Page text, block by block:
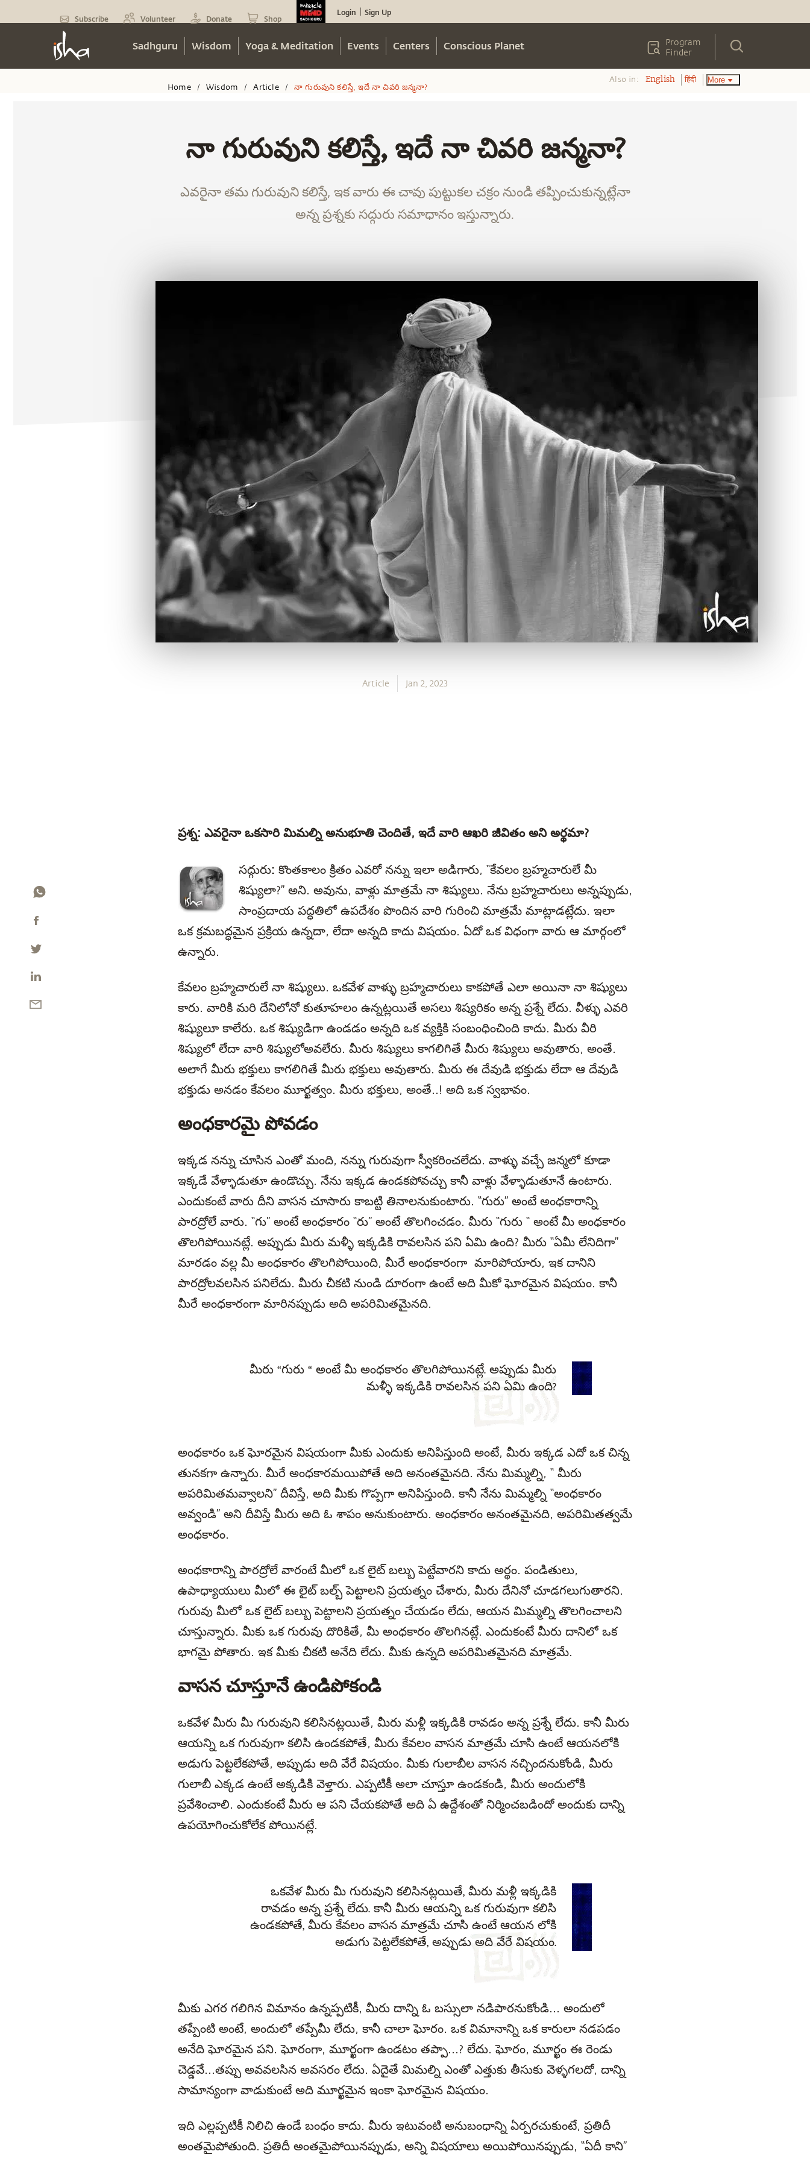
Subscribe Volunteer Donate Shop
Login Sign Up
Sadhguru Wisdom Yoga & Meditation Events Centers Conscious Planet
Program
Finder
Home / Wisdom / Article / నా గురువుని కలిస్తే, ఇదే నా చివరి జన్మనా?
Also in: English हिंदी More
నా గురువుని కలిస్తే, ఇదే నా చివరి జన్మనా?
ఎవరైనా తమ గురువుని కలిస్తే, ఇక వారు ఈ చావు పుట్టుకల చక్రం నుండి తప్పించుకున్నట్లేనా
అన్న ప్రశ్నకు సద్గురు సమాధానం ఇస్తున్నారు.
Article Jan 2, 2023
ప్రశ్న: ఎవరైనా ఒకసారి మిమల్ని అనుభూతి చెందితే, ఇదే వారి ఆఖరి జీవితం అని అర్థమా?
సద్గురు: కొంతకాలం క్రితం ఎవరో నన్ను ఇలా అడిగారు, “కేవలం బ్రహ్మచారులే మీ
శిష్యులా?” అని. అవును, వాళ్లు మాత్రమే నా శిష్యులు. నేను బ్రహ్మచారులు అన్నప్పుడు,
సాంప్రదాయ పద్ధతిలో ఉపదేశం పొందిన వారి గురించి మాత్రమే మాట్లాడట్లేదు. ఇలా
ఒక క్రమబద్ధమైన ప్రక్రియ ఉన్నదా, లేదా అన్నది కాదు విషయం. ఏదో ఒక విధంగా వారు ఆ మార్గంలో
ఉన్నారు.
కేవలం బ్రహ్మచారులే నా శిష్యులు. ఒకవేళ వాళ్ళు బ్రహ్మచారులు కాకపోతే ఎలా అయినా నా శిష్యులు
కారు. వారికి మరి దేనిలోనో కుతూహలం ఉన్నట్లయితే అసలు శిష్యరికం అన్న ప్రశ్నే లేదు. వీళ్ళు ఎవరి
శిష్యులూ కాలేరు. ఒక శిష్యుడిగా ఉండడం అన్నది ఒక వ్యక్తికి సంబంధించింది కాదు. మీరు వీరి
శిష్యులో లేదా వారి శిష్యులోఅవలేరు. మీరు శిష్యులు కాగలిగితే మీరు శిష్యులు అవుతారు, అంతే.
అలాగే మీరు భక్తులు కాగలిగితే మీరు భక్తులు అవుతారు. మీరు ఈ దేవుడి భక్తుడు లేదా ఆ దేవుడి
భక్తుడు అనడం కేవలం మూర్ఖత్వం. మీరు భక్తులు, అంతే..! అది ఒక స్వభావం.
అంధకారమై పోవడం
ఇక్కడ నన్ను చూసిన ఎంతో మంది, నన్ను గురువుగా స్వీకరించలేదు. వాళ్ళు వచ్చే జన్మలో కూడా
ఇక్కడే వేళ్ళాడుతూ ఉండొచ్చు. నేను ఇక్కడ ఉండకపోవచ్చు కానీ వాళ్లు వేళ్ళాడుతూనే ఉంటారు.
ఎందుకంటే వారు దీని వాసన చూసారు కాబట్టి తినాలనుకుంటారు. “గురు” అంటే అంధకారాన్ని
పారద్రోలే వారు. “గు” అంటే అంధకారం “రు” అంటే తొలగించడం. మీరు “గురు “ అంటే మీ అంధకారం
తొలగిపోయినట్లే. అప్పుడు మీరు మళ్ళీ ఇక్కడికి రావలసిన పని ఏమి ఉంది? మీరు “ఏమీ లేనిదిగా”
మారడం వల్ల మీ అంధకారం తొలగిపోయింది, మీరే అంధకారంగా మారిపోయారు, ఇక దానిని
పారద్రోలవలసిన పనిలేదు. మీరు చీకటి నుండి దూరంగా ఉంటే అది మీకో ఘోరమైన విషయం. కానీ
మీరే అంధకారంగా మారినప్పుడు అది అపరిమితమైనది.
మీరు “గురు “ అంటే మీ అంధకారం తొలగిపోయినట్లే. అప్పుడు మీరు
మళ్ళీ ఇక్కడికి రావలసిన పని ఏమి ఉంది?
అంధకారం ఒక ఘోరమైన విషయంగా మీకు ఎందుకు అనిపిస్తుంది అంటే, మీరు ఇక్కడ ఎదో ఒక చిన్న
తునకగా ఉన్నారు. మీరే అంధకారమయిపోతే అది అనంతమైనది. నేను మిమ్మల్ని, “ మీరు
అపరిమితమవ్వాలని” దీవిస్తే, అది మీకు గొప్పగా అనిపిస్తుంది. కానీ నేను మిమ్మల్ని “అంధకారం
అవ్వండి” అని దీవిస్తే మీరు అది ఓ శాపం అనుకుంటారు. అంధకారం అనంతమైనది, అపరిమితత్వమే
అంధకారం.
అంధకారాన్ని పారద్రోలే వారంటే మీలో ఒక లైట్ బల్బు పెట్టేవారని కాదు అర్థం. పండితులు,
ఉపాధ్యాయులు మీలో ఈ లైట్ బల్బ్ పెట్టాలని ప్రయత్నం చేశారు, మీరు దేనినో చూడగలుగుతారని.
గురువు మీలో ఒక లైట్ బల్బు పెట్టాలని ప్రయత్నం చేయడం లేదు, ఆయన మిమ్మల్ని తొలగించాలని
చూస్తున్నారు. మీకు ఒక గురువు దొరికితే, మీ అంధకారం తొలగినట్లే. ఎందుకంటే మీరు దానిలో ఒక
భాగమై పోతారు. ఇక మీకు చీకటి అనేది లేదు. మీకు ఉన్నది అపరిమితమైనది మాత్రమే.
వాసన చూస్తూనే ఉండిపోకండి
ఒకవేళ మీరు మీ గురువుని కలిసినట్లయితే, మీరు మళ్లీ ఇక్కడికి రావడం అన్న ప్రశ్నే లేదు. కానీ మీరు
ఆయన్ని ఒక గురువుగా కలిసి ఉండకపోతే, మీరు కేవలం వాసన మాత్రమే చూసి ఉంటే ఆయనలోకి
అడుగు పెట్టలేకపోతే, అప్పుడు అది వేరే విషయం. మీకు గులాబీల వాసన నచ్చిందనుకోండి, మీరు
గులాబీ ఎక్కడ ఉంటే అక్కడికి వెళ్తారు. ఎప్పటికీ అలా చూస్తూ ఉండకండి, మీరు అందులోకి
ప్రవేశించాలి. ఎందుకంటే మీరు ఆ పని చేయకపోతే అది ఏ ఉద్దేశంతో నిర్మించబడిందో అందుకు దాన్ని
ఉపయోగించుకోలేక పోయినట్లే.
ఒకవేళ మీరు మీ గురువుని కలిసినట్లయితే, మీరు మళ్లీ ఇక్కడికి
రావడం అన్న ప్రశ్నే లేదు. కానీ మీరు ఆయన్ని ఒక గురువుగా కలిసి
ఉండకపోతే, మీరు కేవలం వాసన మాత్రమే చూసి ఉంటే ఆయన లోకి
అడుగు పెట్టలేకపోతే, అప్పుడు అది వేరే విషయం.
మీకు ఎగర గలిగిన విమానం ఉన్నప్పటికీ, మీరు దాన్ని ఓ బస్సులా నడిపారనుకోండి... అందులో
తప్పేంటి అంటే, అందులో తప్పేమీ లేదు, కానీ చాలా ఘోరం. ఒక విమానాన్ని ఒక కారులా నడపడం
అనేది ఘోరమైన పని. ఘోరంగా, మూర్ఖంగా ఉండటం తప్పా...? లేదు. ఘోరం, మూర్ఖం ఈ రెండు
చెడ్డవే...తప్పు అవవలసిన అవసరం లేదు. ఏదైతే మిమల్ని ఎంతో ఎత్తుకు తీసుకు వెళ్ళగలదో, దాన్ని
సామాన్యంగా వాడుకుంటే అది మూర్ఖమైన ఇంకా ఘోరమైన విషయం.
ఇది ఎల్లప్పటికీ నిలిచి ఉండే బంధం కాదు. మీరు ఇటువంటి అనుబంధాన్ని ఏర్పరచుకుంటే, ప్రతిదీ
అంతమైపోతుంది. ప్రతిదీ అంతమైపోయినప్పుడు, అన్ని విషయాలు అయిపోయినప్పుడు, “ఏదీ కాని”